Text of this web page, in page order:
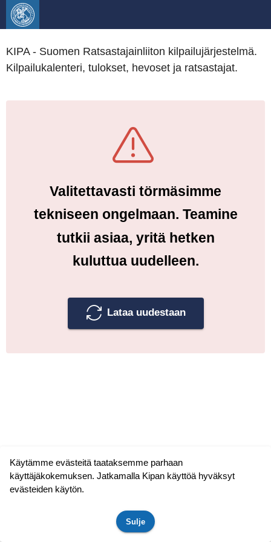
KIPA - Suomen Ratsastajainliiton kilpailujärjestelmä.
Kilpailukalenteri, tulokset, hevoset ja ratsastajat.
Valitettavasti törmäsimme
tekniseen ongelmaan. Teamine
tutkii asiaa, yritä hetken
kuluttua uudelleen.
Lataa uudestaan
Käytämme evästeitä taataksemme parhaan
käyttäjäkokemuksen. Jatkamalla Kipan käyttöä hyväksyt
evästeiden käytön.
Sulje